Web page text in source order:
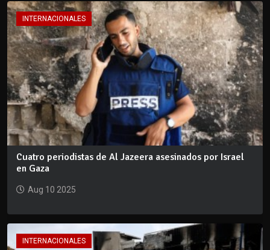
INTERNACIONALES
Cuatro periodistas de Al Jazeera asesinados por Israel
en Gaza
Aug 10 2025
INTERNACIONALES